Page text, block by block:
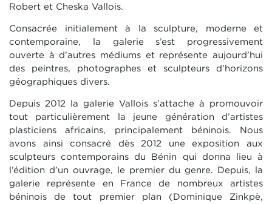
Robert et Cheska Vallois.
Consacrée initialement à la sculpture, moderne et
contemporaine, la galerie s’est progressivement
ouverte à d’autres médiums et représente aujourd’hui
des peintres, photographes et sculpteurs d’horizons
géographiques divers.
Depuis 2012 la galerie Vallois s’attache à promouvoir
tout particulièrement la jeune génération d’artistes
plasticiens africains, principalement béninois. Nous
avons ainsi consacré dès 2012 une exposition aux
sculpteurs contemporains du Bénin qui donna lieu à
l’édition d’un ouvrage, le premier du genre. Depuis, la
galerie représente en France de nombreux artistes
béninois de tout premier plan (Dominique Zinkpè,